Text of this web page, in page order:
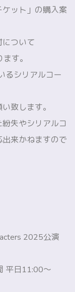
ット」の購入案
ついて
す。
るシリアルコー
致します。
失やシリアルコ
来かねますので
2025公演
平日11:00～